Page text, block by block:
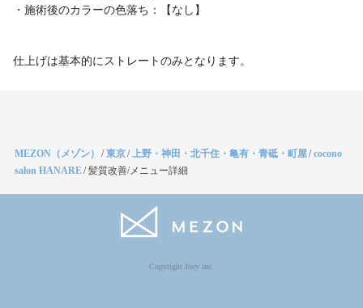
・施術後のカラーの色落ち：【なし】
仕上げは基本的にストレートのみとなります。
MEZON（メゾン） /東京/上野・神田・北千住・亀有・青砥・町屋/cocono
salon HANARE/髪質改善/メニュー詳細
Copyright Jocy inc.